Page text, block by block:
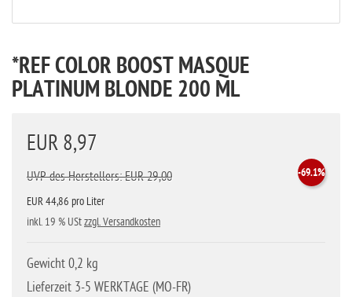
*REF COLOR BOOST MASQUE
PLATINUM BLONDE 200 ML
EUR 8,97
-69.1%
UVP des Herstellers: EUR 29,00
EUR 44,86 pro Liter
inkl. 19 % UStzzgl. Versandkosten
Gewicht 0,2 kg
Lieferzeit 3-5 WERKTAGE (MO-FR)